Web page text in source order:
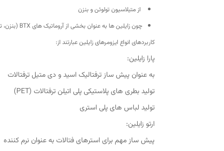
از متیلاسیون تولوئن و بنزن
چون زایلین ها به عنوان بخشی از آروماتیک های BTX (بنزن، تولوئن و زایلین) شناخته میشوند، از طریق فرآیندهایی همچون اصلاح کاتالیزوری (ریفرمینگ کاتالیستی) و کربنیزه کردن زغال سنگ در تولید سوخت کک تولید می شوند.
کاربردهای انواع ایزومرهای زایلین عبارتند از:
پارا زایلین:
به عنوان پیش ساز ترفتالیک اسید و دی متیل ترفتالات
تولید بطری های پلاستیکی پلی اتیلن ترفتالات (PET)
تولید لباس های پلی استری
ارتو زایلین:
پیش ساز مهم برای استرهای فتالات به عنوان نرم کننده